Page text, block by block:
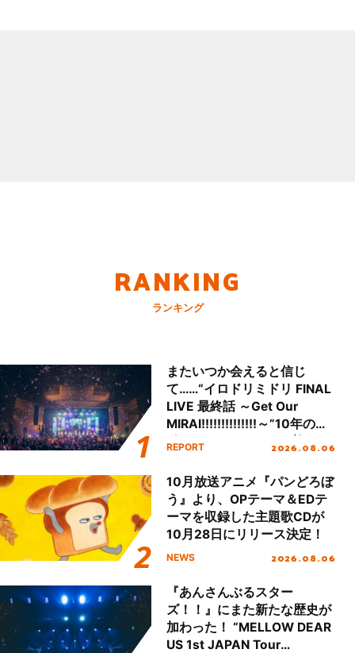
RANKING
ランキング
またいつか会えると信じ
て……“イロドリミドリ FINAL
LIVE 最終話 ～Get Our
MIRAI!!!!!!!!!!!!!!～”10年の活
動を経てファイナルを迎える
REPORT 2026.08.06
10月放送アニメ『パンどろぼ
う』より、OPテーマ＆EDテ
ーマを収録した主題歌CDが
10月28日にリリース決定！
NEWS 2026.08.06
『あんさんぶるスター
ズ！！』にまた新たな歴史が
加わった！ “MELLOW DEAR
US 1st JAPAN Tour